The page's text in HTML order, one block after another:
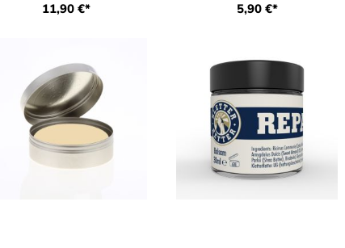
11,90 €*
5,90 €*